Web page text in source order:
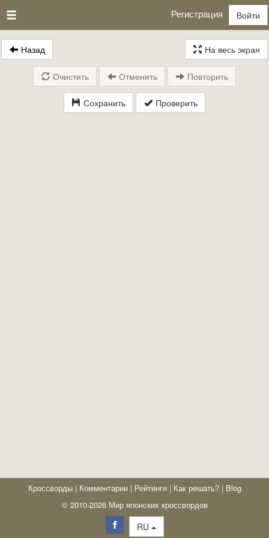
Регистрация Войти
Назад На весь экран
Сохранить Проверить
Очистить Отменить Повторить
Кроссворды | Комментарии | Рейтинги | Как решать? | Blog
© 2010-2026 Мир японских кроссвордов
RU